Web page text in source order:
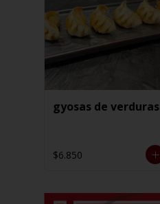
gyosas de verduras
$6.850